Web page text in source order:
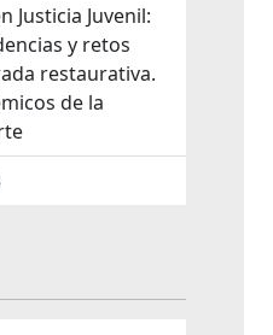
Justicia Juvenil:
y retos
restaurativa.
de la